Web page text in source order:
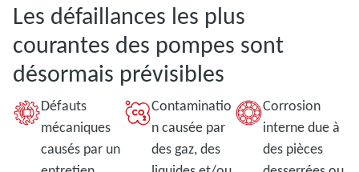
Les défaillances les plus
courantes des pompes sont
désormais prévisibles
Défauts
mécaniques
causés par un
Contaminatio
n causée par
des gaz, des
Corrosion
interne due à
des pièces